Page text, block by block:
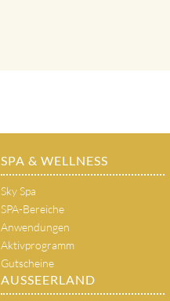
SPA & WELLNESS
Sky Spa
SPA-Bereiche
Anwendungen
Aktivprogramm
Gutscheine
AUSSEERLAND